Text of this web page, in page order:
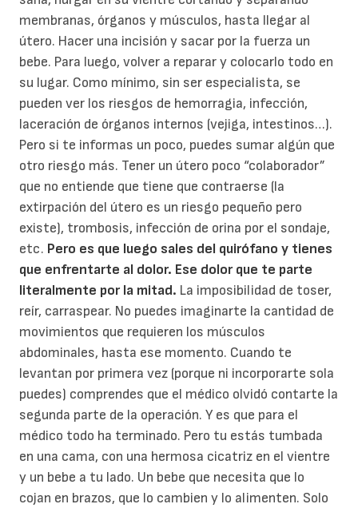
membranas, órganos y músculos, hasta llegar al
útero. Hacer una incisión y sacar por la fuerza un
bebe. Para luego, volver a reparar y colocarlo todo en
su lugar. Como mínimo, sin ser especialista, se
pueden ver los riesgos de hemorragia, infección,
laceración de órganos internos (vejiga, intestinos…).
Pero si te informas un poco, puedes sumar algún que
otro riesgo más. Tener un útero poco “colaborador”
que no entiende que tiene que contraerse (la
extirpación del útero es un riesgo pequeño pero
existe), trombosis, infección de orina por el sondaje,
etc. Pero es que luego sales del quirófano y tienes
que enfrentarte al dolor. Ese dolor que te parte
literalmente por la mitad. La imposibilidad de toser,
reír, carraspear. No puedes imaginarte la cantidad de
movimientos que requieren los músculos
abdominales, hasta ese momento. Cuando te
levantan por primera vez (porque ni incorporarte sola
puedes) comprendes que el médico olvidó contarte la
segunda parte de la operación. Y es que para el
médico todo ha terminado. Pero tu estás tumbada
en una cama, con una hermosa cicatriz en el vientre
y un bebe a tu lado. Un bebe que necesita que lo
cojan en brazos, que lo cambien y lo alimenten. Solo